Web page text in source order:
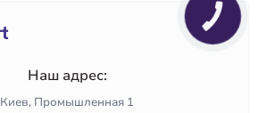
Наш адрес:
Киев, Промышленная 1
КНОПКА
ЗВ'ЯЗКУ